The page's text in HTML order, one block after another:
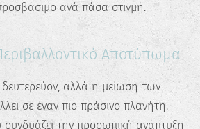
ανά πάσα στιγμή.
Αποτύπωμα
δευτερεύον, αλλά η μείωση των
σε έναν πιο πράσινο πλανήτη.
συνδυάζει την προσωπική ανάπτυξη